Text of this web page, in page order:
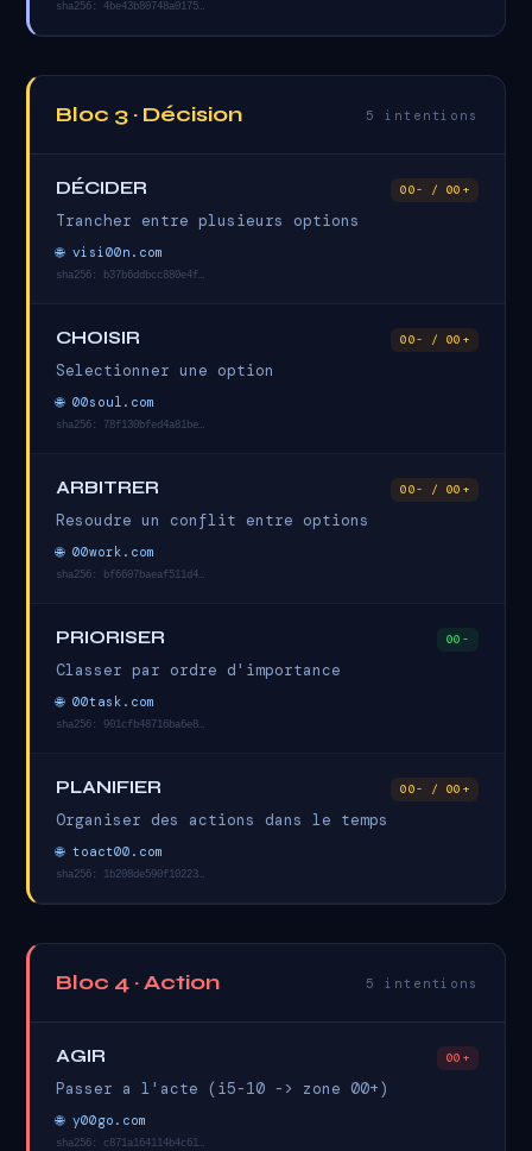
sha256: 4be43b80748a0175…
Bloc 3 · Décision 5 intentions
DÉCIDER 00- / 00+
Trancher entre plusieurs options
🌐 visi00n.com
sha256: b37b6ddbcc880e4f…
CHOISIR 00- / 00+
Selectionner une option
🌐 00soul.com
sha256: 78f130bfed4a81be…
ARBITRER 00- / 00+
Resoudre un conflit entre options
🌐 00work.com
sha256: bf6607baeaf511d4…
PRIORISER 00-
Classer par ordre d'importance
🌐 00task.com
sha256: 901cfb48716ba6e8…
PLANIFIER 00- / 00+
Organiser des actions dans le temps
🌐 toact00.com
sha256: 1b208de590f10223…
Bloc 4 · Action 5 intentions
AGIR 00+
Passer a l'acte (i5-10 -> zone 00+)
🌐 y00go.com
sha256: c871a164114b4c61…